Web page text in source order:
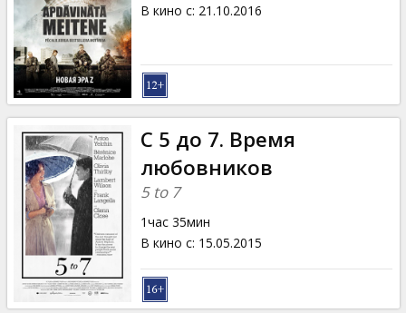
В кино с: 21.10.2016
С 5 до 7. Время
любовников
5 to 7
1час 35мин
В кино с: 15.05.2015